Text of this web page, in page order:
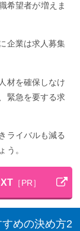
希望者が増えま
企業は求人募集
材を確保しなけ
、緊急を要する求
ライバルも減る
う。
［PR］
めの決め方2